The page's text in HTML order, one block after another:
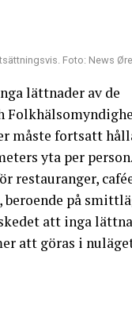
Foto: News
lättnader av de
måste fortsatt
yta per
restauranger,
på
att inga
att göras i